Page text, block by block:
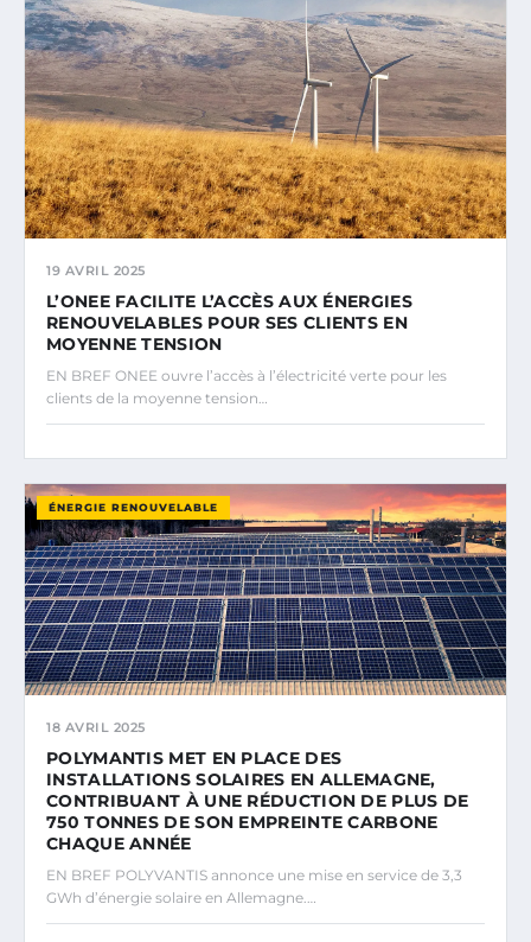
19 AVRIL 2025
L’ONEE FACILITE L’ACCÈS AUX ÉNERGIES
RENOUVELABLES POUR SES CLIENTS EN
MOYENNE TENSION
EN BREF ONEE ouvre l’accès à l’électricité verte pour les
clients de la moyenne tension…
ÉNERGIE RENOUVELABLE
18 AVRIL 2025
POLYMANTIS MET EN PLACE DES
INSTALLATIONS SOLAIRES EN ALLEMAGNE,
CONTRIBUANT À UNE RÉDUCTION DE PLUS DE
750 TONNES DE SON EMPREINTE CARBONE
CHAQUE ANNÉE
EN BREF POLYVANTIS annonce une mise en service de 3,3
GWh d’énergie solaire en Allemagne.…